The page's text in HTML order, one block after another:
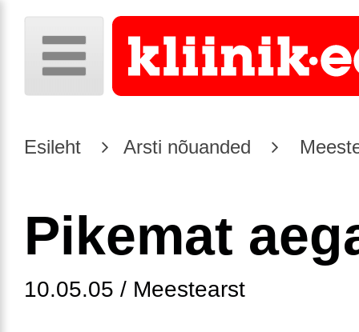
Esileht Arsti nõuanded
Pikemat
10.05.05 / Meestearst